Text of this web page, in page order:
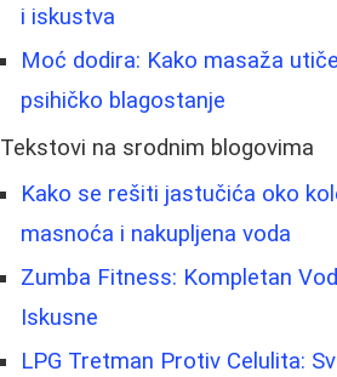
i iskustva
Moć dodira: Kako masaža
psihičko blagostanje
Tekstovi na srodnim blogovima
Kako se rešiti jastučića oko
masnoća i nakupljena voda
Zumba Fitness: Kompletan
Iskusne
LPG Tretman Protiv Celulita: